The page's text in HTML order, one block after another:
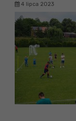
4 lipca 2023